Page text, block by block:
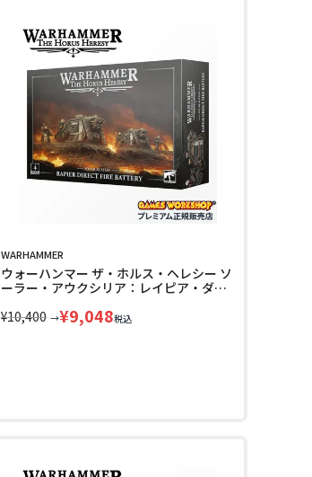
WARHAMMER
ウォーハンマー ザ・ホルス・ヘレシー ソ
ーラー・アウクシリア：レイピア・ダイ
WARHAMMER The Horus Heresy 31-
170 LINECPN
¥10,400 →¥9,048税込